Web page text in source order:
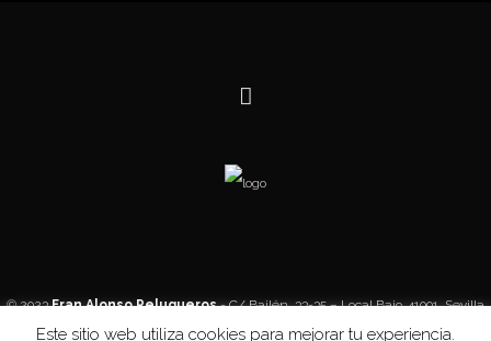
© 2023Fran Alonso Peluqueros- C/ Bailén, 33-35 – Local Bajo. 41001, Sevilla
Este sitio web utiliza cookies para mejorar tu experiencia.